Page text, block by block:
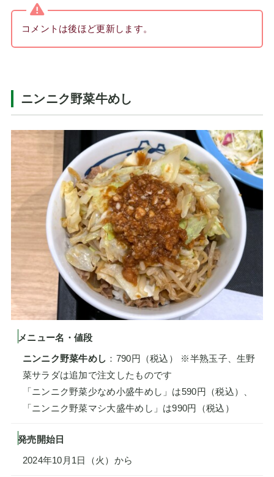
コメントは後ほど更新します。
ニンニク野菜牛めし
メニュー名・値段
ニンニク野菜牛めし ：790円（税込） ※半熟玉子、生野
菜サラダは追加で注文したものです
「ニンニク野菜少なめ小盛牛めし」は590円（税込）、
「ニンニク野菜マシ大盛牛めし」は990円（税込）
発売開始日
2024年10月1日（火）から